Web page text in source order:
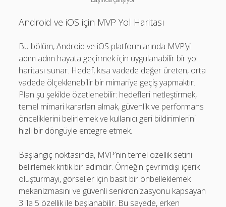
Android ve iOS için MVP Yol Haritası
Bu bölüm, Android ve iOS platformlarında MVP’yi
adım adım hayata geçirmek için uygulanabilir bir yol
haritası sunar. Hedef, kısa vadede değer üreten, orta
vadede ölçeklenebilir bir mimariye geçiş yapmaktır.
Plan şu şekilde özetlenebilir: hedefleri netleştirmek,
temel mimari kararları almak, güvenlik ve performans
önceliklerini belirlemek ve kullanıcı geri bildirimlerini
hızlı bir döngüyle entegre etmek.
Başlangıç noktasında, MVP’nin temel özellik setini
belirlemek kritik bir adımdır. Örneğin çevrimdışı içerik
oluşturmayı, görseller için basit bir önbelleklemek
mekanizmasını ve güvenli senkronizasyonu kapsayan
3 ila 5 özellik ile başlanabilir. Bu sayede, erken